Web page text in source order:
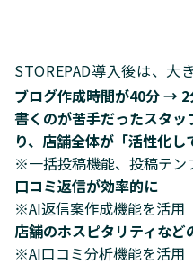
STOREPAD導入後は、大
ブログ作成時間が40分 → 2
書くのが苦手だったスタ
り、店舗全体が「活性化
※一括投稿機能、投稿テン
口コミ返信が効率的に
※AI返信案作成機能を活用
店舗のホスピタリティな
※AI口コミ分析機能を活用